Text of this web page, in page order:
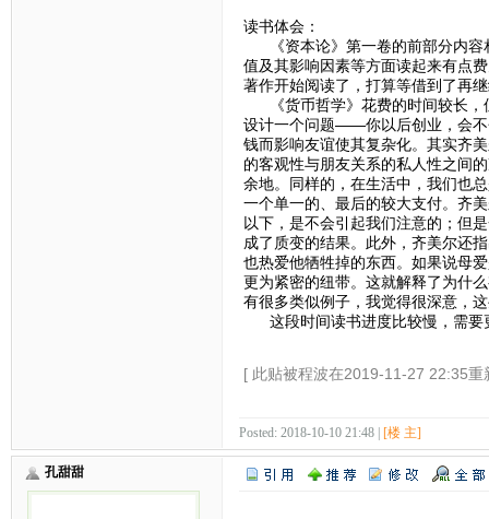
读书体会：
《资本论》第一卷的前部分内容
值及其影响因素等方面读起来有点
著作开始阅读了，打算等借到了再
《货币哲学》花费的时间较长，
设计一个问题——你以后创业，会不
钱而影响友谊使其复杂化。其实齐
的客观性与朋友关系的私人性之间
余地。同样的，在生活中，我们也
一个单一的、最后的较大支付。齐
以下，是不会引起我们注意的；但
成了质变的结果。此外，齐美尔还
也热爱他牺牲掉的东西。如果说母
更为紧密的纽带。这就解释了为什
有很多类似例子，我觉得很深意，
这段时间读书进度比较慢，需要
[ 此贴被程波在2019-11-27 22:35重
Posted: 2018-10-10 21:48 | [楼 主]
孔甜甜